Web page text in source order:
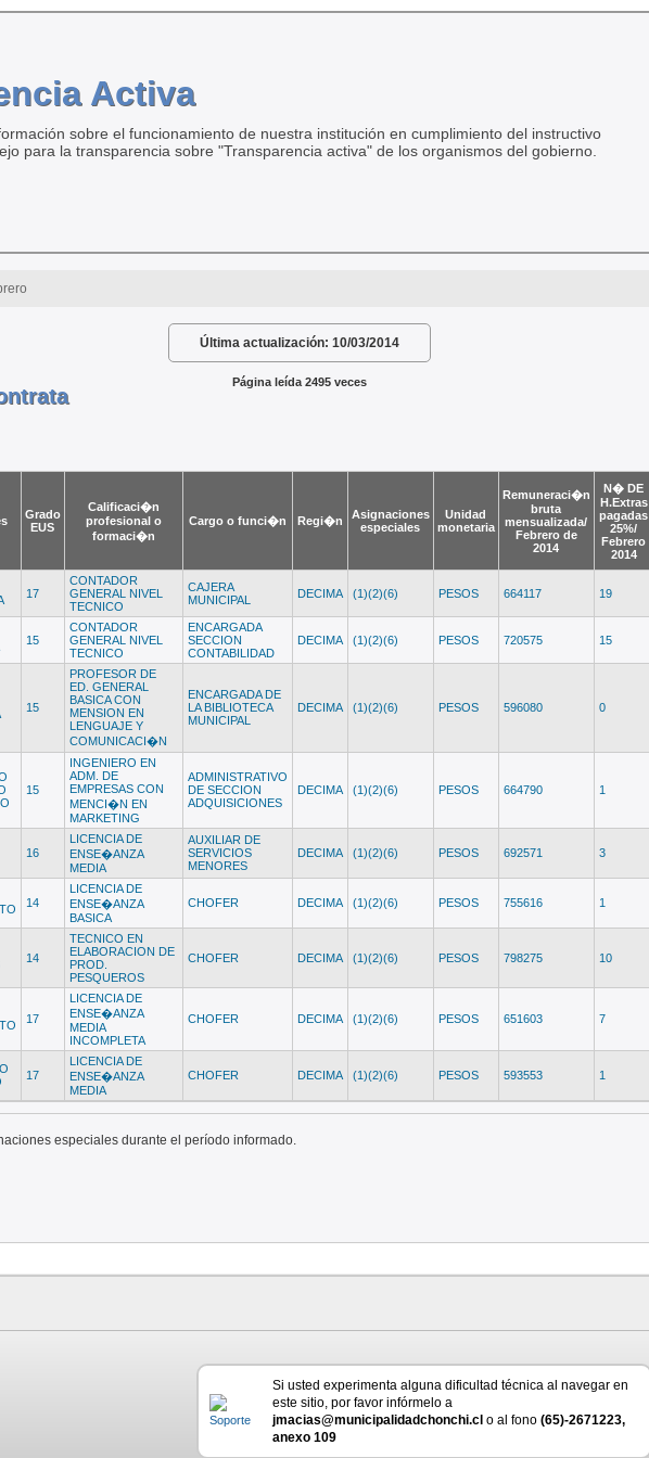
Activa
sobre el funcionamiento de nuestra institución en cumplimiento del instructivo
para la transparencia sobre "Transparencia activa" de los organismos del gobierno.
Última actualización: 10/03/2014
Página leída 2495 veces
Grado
EUS
Calificaci�n
profesional o
formaci�n
Cargo o funci�n Regi�n
Asignaciones
especiales
Unidad
monetaria
Remuneraci�n
bruta
mensualizada/
Febrero de
2014
N� DE
H.Extras
pagadas
25%/
Febrero
2014
17
CONTADOR
GENERAL NIVEL
TECNICO
CAJERA
MUNICIPAL
DECIMA (1)(2)(6) PESOS 664117 19
15
CONTADOR
GENERAL NIVEL
TECNICO
ENCARGADA
SECCION
CONTABILIDAD
DECIMA (1)(2)(6) PESOS 720575 15
15
PROFESOR DE
ED. GENERAL
BASICA CON
MENSION EN
LENGUAJE Y
COMUNICACI�N
ENCARGADA DE
LA BIBLIOTECA
MUNICIPAL
DECIMA (1)(2)(6) PESOS 596080 0
15
INGENIERO EN
ADM. DE
EMPRESAS CON
MENCI�N EN
MARKETING
ADMINISTRATIVO
DE SECCION
ADQUISICIONES
DECIMA (1)(2)(6) PESOS 664790 1
16
LICENCIA DE
ENSE�ANZA
MEDIA
AUXILIAR DE
SERVICIOS
MENORES
DECIMA (1)(2)(6) PESOS 692571 3
14
LICENCIA DE
ENSE�ANZA
BASICA
CHOFER DECIMA (1)(2)(6) PESOS 755616 1
14
TECNICO EN
ELABORACION DE
PROD.
PESQUEROS
CHOFER DECIMA (1)(2)(6) PESOS 798275 10
17
LICENCIA DE
ENSE�ANZA
MEDIA
INCOMPLETA
CHOFER DECIMA (1)(2)(6) PESOS 651603 7
17
LICENCIA DE
ENSE�ANZA
MEDIA
CHOFER DECIMA (1)(2)(6) PESOS 593553 1
especiales durante el período informado.
Si usted experimenta alguna dificultad técnica al navegar en
este sitio, por favor infórmelo a
jmacias@municipalidadchonchi.cl o al fono (65)-2671223,
anexo 109